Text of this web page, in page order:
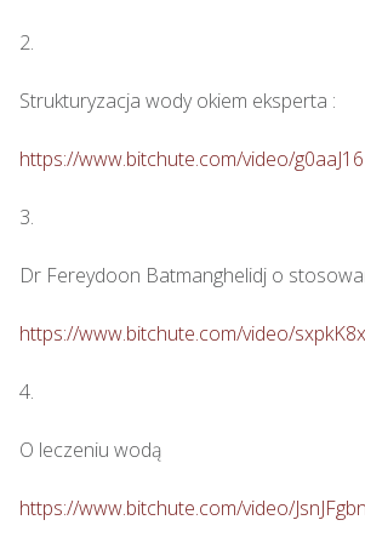
2.
Strukturyzacja wody okiem eksperta :
https://www.bitchute.com/video/
3.
Dr Fereydoon Batmanghelidj o
https://www.bitchute.com/video/
4.
O leczeniu wodą
https://www.bitchute.com/video/